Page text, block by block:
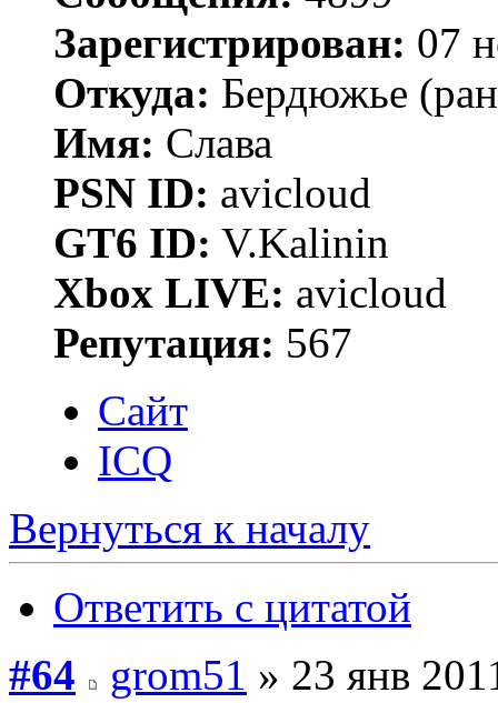
Зарегистрирован: 07
Откуда: Бердюжье
Имя: Слава
PSN ID: avicloud
GT6 ID: V.Kalinin
Xbox LIVE: avicloud
Репутация: 567
Сайт
ICQ
Вернуться к началу
Ответить с цитатой
#64
grom51 » 23 янв